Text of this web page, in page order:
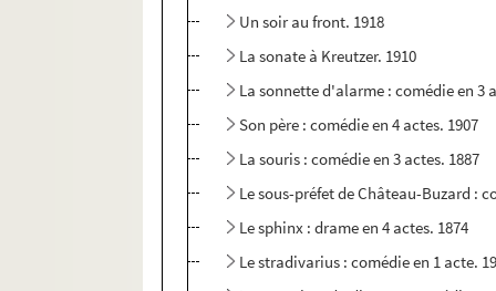
Un soir au front. 1918
La sonate à Kreutzer. 1910
La sonnette d'alarme : comédie en 3
Son père : comédie en 4 actes. 1907
La souris : comédie en 3 actes. 1887
Le sous-préfet de Château-Buzard :
Le sphinx : drame en 4 actes. 1874
Le stradivarius : comédie en 1 acte.